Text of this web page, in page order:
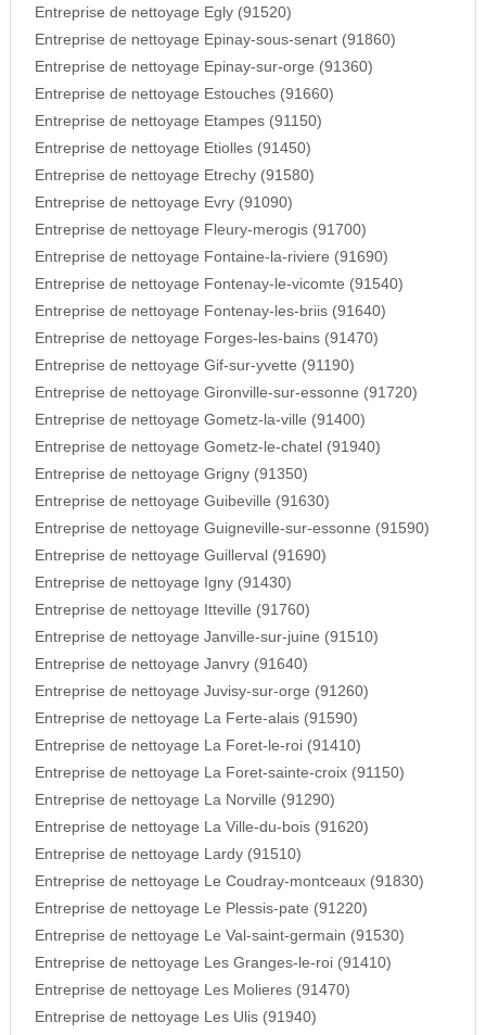
Entreprise de nettoyage Egly (91520)
Entreprise de nettoyage Epinay-sous-senart (91860)
Entreprise de nettoyage Epinay-sur-orge (91360)
Entreprise de nettoyage Estouches (91660)
Entreprise de nettoyage Etampes (91150)
Entreprise de nettoyage Etiolles (91450)
Entreprise de nettoyage Etrechy (91580)
Entreprise de nettoyage Evry (91090)
Entreprise de nettoyage Fleury-merogis (91700)
Entreprise de nettoyage Fontaine-la-riviere (91690)
Entreprise de nettoyage Fontenay-le-vicomte (91540)
Entreprise de nettoyage Fontenay-les-briis (91640)
Entreprise de nettoyage Forges-les-bains (91470)
Entreprise de nettoyage Gif-sur-yvette (91190)
Entreprise de nettoyage Gironville-sur-essonne (91720)
Entreprise de nettoyage Gometz-la-ville (91400)
Entreprise de nettoyage Gometz-le-chatel (91940)
Entreprise de nettoyage Grigny (91350)
Entreprise de nettoyage Guibeville (91630)
Entreprise de nettoyage Guigneville-sur-essonne (91590)
Entreprise de nettoyage Guillerval (91690)
Entreprise de nettoyage Igny (91430)
Entreprise de nettoyage Itteville (91760)
Entreprise de nettoyage Janville-sur-juine (91510)
Entreprise de nettoyage Janvry (91640)
Entreprise de nettoyage Juvisy-sur-orge (91260)
Entreprise de nettoyage La Ferte-alais (91590)
Entreprise de nettoyage La Foret-le-roi (91410)
Entreprise de nettoyage La Foret-sainte-croix (91150)
Entreprise de nettoyage La Norville (91290)
Entreprise de nettoyage La Ville-du-bois (91620)
Entreprise de nettoyage Lardy (91510)
Entreprise de nettoyage Le Coudray-montceaux (91830)
Entreprise de nettoyage Le Plessis-pate (91220)
Entreprise de nettoyage Le Val-saint-germain (91530)
Entreprise de nettoyage Les Granges-le-roi (91410)
Entreprise de nettoyage Les Molieres (91470)
Entreprise de nettoyage Les Ulis (91940)